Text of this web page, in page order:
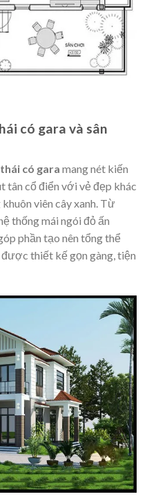
có gara và sân
có gara mang nét kiến
tân cổ điển với vẻ đẹp khác
viên cây xanh. Từ
thống mái ngói đỏ ấn
phần tạo nên tổng thể
được thiết kế gọn gàng, tiện